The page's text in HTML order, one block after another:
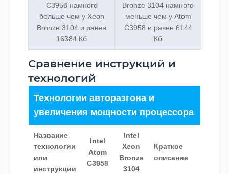
C3958 намного
больше чем у Xeon
Bronze 3104 и равен
16384 Кб
Bronze 3104 намного
меньше чем у Atom
C3958 и равен 6144
Кб
Сравнение инструкций и
технологий
Технологии авторазгона и
увеличения мощности процессора
Название
технологии
или
инструкции
Intel
Atom
C3958
Intel
Xeon
Bronze
3104
Краткое
описание